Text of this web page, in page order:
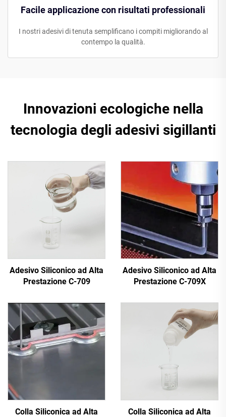
Facile applicazione con risultati professionali
I nostri adesivi di tenuta semplificano i compiti migliorando al
contempo la qualità.
Innovazioni ecologiche nella
tecnologia degli adesivi sigillanti
Adesivo Siliconico ad Alta
Prestazione C-709
Adesivo Siliconico ad Alta
Prestazione C-709X
Colla Siliconica ad Alta
Colla Siliconica ad Alta